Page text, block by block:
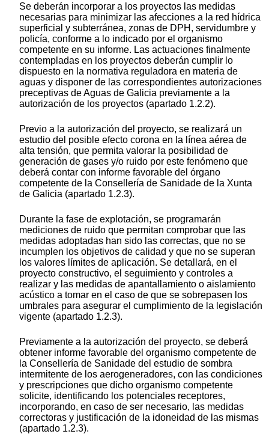
Se deberán incorporar a los proyectos las medidas
necesarias para minimizar las afecciones a la red hídrica
superficial y subterránea, zonas de DPH, servidumbre y
policía, conforme a lo indicado por el organismo
competente en su informe. Las actuaciones finalmente
contempladas en los proyectos deberán cumplir lo
dispuesto en la normativa reguladora en materia de
aguas y disponer de las correspondientes autorizaciones
preceptivas de Aguas de Galicia previamente a la
autorización de los proyectos (apartado 1.2.2).
Previo a la autorización del proyecto, se realizará un
estudio del posible efecto corona en la línea aérea de
alta tensión, que permita valorar la posibilidad de
generación de gases y/o ruido por este fenómeno que
deberá contar con informe favorable del órgano
competente de la Consellería de Sanidade de la Xunta
de Galicia (apartado 1.2.3).
Durante la fase de explotación, se programarán
mediciones de ruido que permitan comprobar que las
medidas adoptadas han sido las correctas, que no se
incumplen los objetivos de calidad y que no se superan
los valores límites de aplicación. Se detallará, en el
proyecto constructivo, el seguimiento y controles a
realizar y las medidas de apantallamiento o aislamiento
acústico a tomar en el caso de que se sobrepasen los
umbrales para asegurar el cumplimiento de la legislación
vigente (apartado 1.2.3).
Previamente a la autorización del proyecto, se deberá
obtener informe favorable del organismo competente de
la Consellería de Sanidade del estudio de sombra
intermitente de los aerogeneradores, con las condiciones
y prescripciones que dicho organismo competente
solicite, identificando los potenciales receptores,
incorporando, en caso de ser necesario, las medidas
correctoras y justificación de la idoneidad de las mismas
(apartado 1.2.3).